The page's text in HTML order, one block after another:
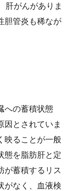
肝がんがありま
胆管炎も稀なが
への蓄積状態
因とされていま
映ることが一般
態を脂肪肝と定
が蓄積するリス
がなく、血液検